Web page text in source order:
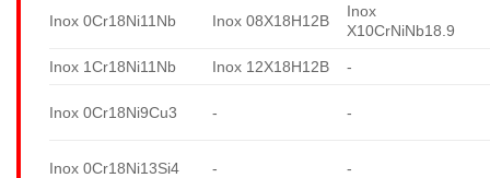
Inox 0Cr18Ni11Nb Inox 08X18H12B
Inox
X10CrNiNb18.9
Inox 1Cr18Ni11Nb Inox 12X18H12B -
Inox 0Cr18Ni9Cu3 - -
Inox 0Cr18Ni13Si4 - -